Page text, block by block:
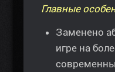
Главные
Заменено
игре на